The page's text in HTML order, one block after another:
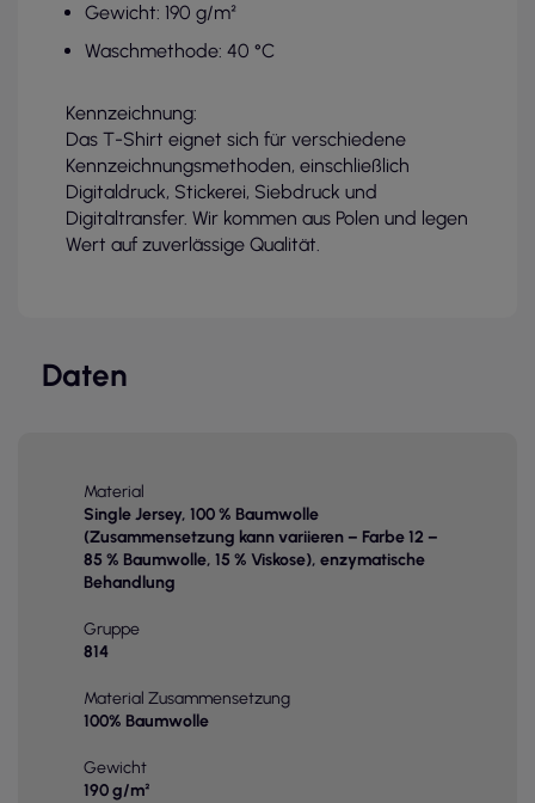
Gewicht: 190 g/m²
Waschmethode: 40 °C
Kennzeichnung:
Das T-Shirt eignet sich für verschiedene
Kennzeichnungsmethoden, einschließlich
Digitaldruck, Stickerei, Siebdruck und
Digitaltransfer. Wir kommen aus Polen und legen
Wert auf zuverlässige Qualität.
Daten
Material
Single Jersey, 100 % Baumwolle
(Zusammensetzung kann variieren – Farbe 12 –
85 % Baumwolle, 15 % Viskose), enzymatische
Behandlung
Gruppe
814
Material Zusammensetzung
100% Baumwolle
Gewicht
190 g/m²